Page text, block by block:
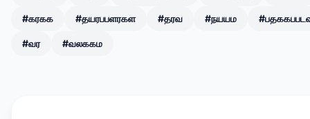
#கரகக #தயரபபளரகள #தரவ #நயயம
#வர #வலககம